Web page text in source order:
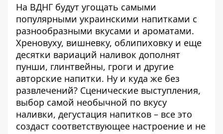
На ВДНГ будут угощать самыми
популярными украинскими напитками с
разнообразными вкусами и ароматами.
Хреновуху, вишневку, облипиховку и еще
десятки вариаций наливок дополнят
пунши, глинтвейны, гроги и другие
авторские напитки. Ну и куда же без
развлечений? Сценические выступления,
выбор самой необычной по вкусу
наливки, дегустация напитков – все это
создаст соответствующее настроение и не